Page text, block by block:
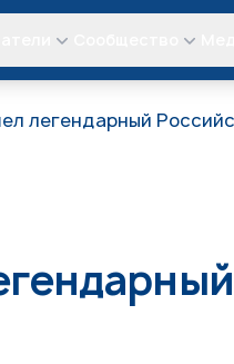
легендарный